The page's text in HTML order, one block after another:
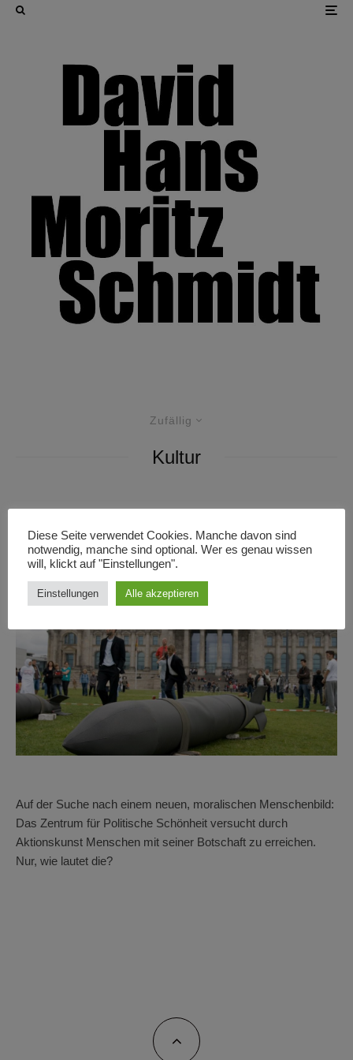
Zufällig
Kultur
Wie geht politische Schönheit?
Auf der Suche nach einem neuen, moralischen Menschenbild:
Das Zentrum für Politische Schönheit versucht durch
Aktionskunst Menschen mit seiner Botschaft zu erreichen.
Nur, wie lautet die?
Diese Seite verwendet Cookies. Manche davon sind
notwendig, manche sind optional. Wer es genau wissen
will, klickt auf "Einstellungen".
Einstellungen Alle akzeptieren